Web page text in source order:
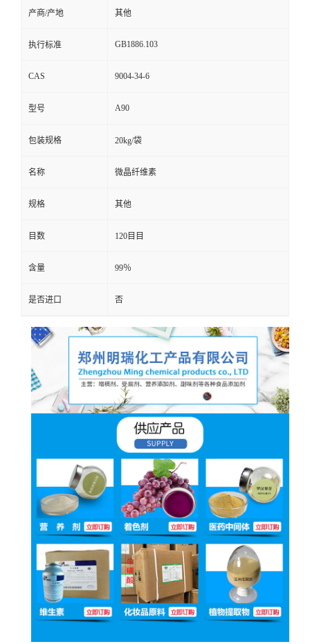
产商/产地 其他
执行标准 GB1886.103
CAS 9004-34-6
型号 A90
包装规格 20kg/袋
名称 微晶纤维素
规格 其他
目数 120目目
含量 99％
是否进口 否